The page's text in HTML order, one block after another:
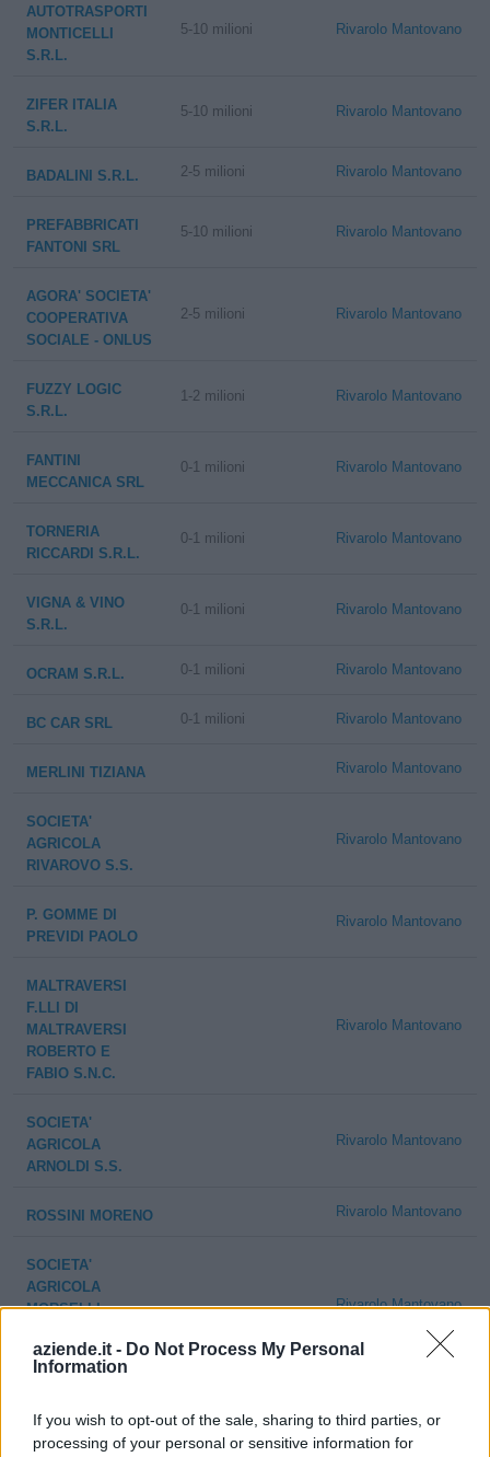
aziende.it - Do Not Process My Personal
Information
If you wish to opt-out of the sale, sharing to third parties, or
processing of your personal or sensitive information for
AUTOTRASPORTI
MONTICELLI
S.R.L.
5-10 milioni Rivarolo Mantovano
ZIFER ITALIA
S.R.L.
5-10 milioni Rivarolo Mantovano
BADALINI S.R.L. 2-5 milioni Rivarolo Mantovano
PREFABBRICATI
FANTONI SRL
5-10 milioni Rivarolo Mantovano
AGORA' SOCIETA'
COOPERATIVA
SOCIALE - ONLUS
2-5 milioni Rivarolo Mantovano
FUZZY LOGIC
S.R.L.
1-2 milioni Rivarolo Mantovano
FANTINI
MECCANICA SRL
0-1 milioni Rivarolo Mantovano
TORNERIA
RICCARDI S.R.L.
0-1 milioni Rivarolo Mantovano
VIGNA & VINO
S.R.L.
0-1 milioni Rivarolo Mantovano
OCRAM S.R.L. 0-1 milioni Rivarolo Mantovano
BC CAR SRL 0-1 milioni Rivarolo Mantovano
MERLINI TIZIANA Rivarolo Mantovano
SOCIETA'
AGRICOLA
RIVAROVO S.S.
Rivarolo Mantovano
P. GOMME DI
PREVIDI PAOLO
Rivarolo Mantovano
MALTRAVERSI
F.LLI DI
MALTRAVERSI
ROBERTO E
FABIO S.N.C.
Rivarolo Mantovano
SOCIETA'
AGRICOLA
ARNOLDI S.S.
Rivarolo Mantovano
ROSSINI MORENO Rivarolo Mantovano
SOCIETA'
AGRICOLA
MORSELLI
EMANUELE S.S.
Rivarolo Mantovano
FAVAGROSSA DI
ANGELO E
Rivarolo Mantovano